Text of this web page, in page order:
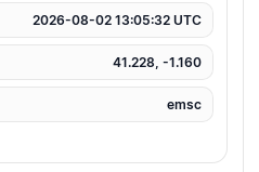
2026-08-02 13:05:32 UTC
41.228, -1.160
emsc